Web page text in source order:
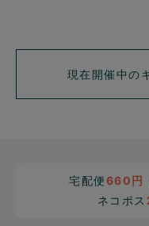
現在開催中の
宅配便660円
ネコポス